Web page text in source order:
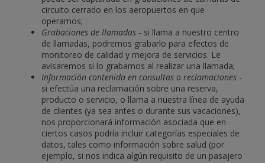
circuito cerrado en los aeropuertos en que
operamos;
Grabaciones de llamadas - si llama a nuestro centro
de llamadas, podremos grabarlo para efectos de
monitoreo de calidad y mejora de servicios. Le
avisaremos si lo grabamos al realizar una llamada;
Información contenida en consultas o reclamaciones -
si efectúa una reclamación sobre una reserva,
producto o servicio, o llama a nuestra línea de ayuda
de clientes (ya sea antes o durante sus vacaciones),
nos proporcionará información asociada que en
ciertos casos podría incluir categorías especiales de
datos, tales como información sobre salud (por
ejemplo, si nos indica algún requisito de un pasajero